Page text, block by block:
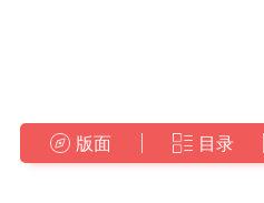
版面 目录